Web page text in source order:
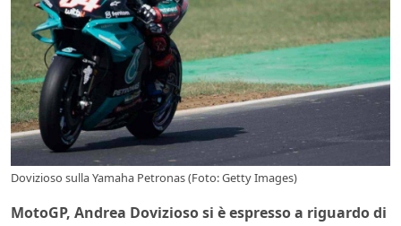
Dovizioso sulla Yamaha Petronas (Foto: Getty Images)
MotoGP, Andrea Dovizioso si è espresso a riguardo di